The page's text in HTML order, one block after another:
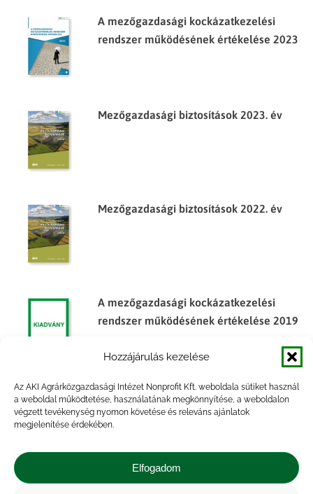
Hozzájárulás kezelése
Az AKI Agrárközgazdasági Intézet Nonprofit Kft. weboldala sütiket használ
a weboldal működtetése, használatának megkönnyítése, a weboldalon
végzett tevékenység nyomon követése és releváns ajánlatok
megjelenítése érdekében.
Elfogadom
A mezőgazdasági kockázatkezelési
rendszer működésének értékelése 2023
Mezőgazdasági biztosítások 2023. év
Mezőgazdasági biztosítások 2022. év
A mezőgazdasági kockázatkezelési
rendszer működésének értékelése 2019
Az agrár-kockázatkezelési rendszer
működésének értékelése, 2016